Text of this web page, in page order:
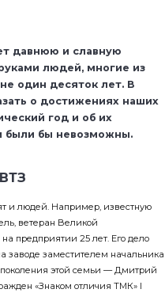
давнюю и славную
людей, многие из
один десяток лет. В
о достижениях наших
год и об их
были бы невозможны.
и людей. Например, известную
ветеран Великой
предприятии 25 лет. Его дело
заместителем начальника
поколения этой семьи — Дмитрий
«Знаком отличия ТМК» I